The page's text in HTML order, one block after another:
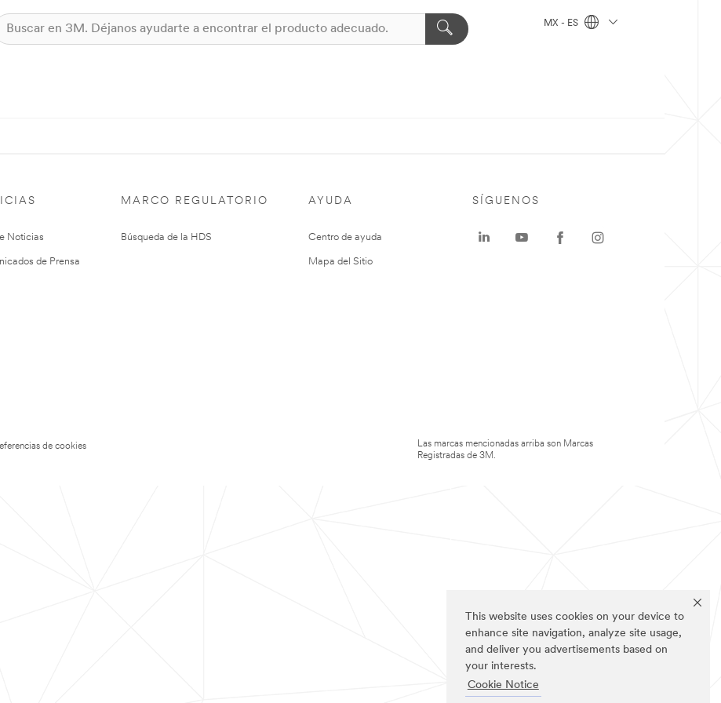
This website uses cookies on your device to
enhance site navigation, analyze site usage,
and deliver you advertisements based on
your interests.
Cookie Notice
MX - ES
Noticias
de Prensa
MARCO REGULATORIO
Búsqueda de la HDS
AYUDA
Centro de ayuda
Mapa del Sitio
de cookies
SÍGUENOS
Las marcas mencionadas arriba son Marcas
Registradas de 3M.